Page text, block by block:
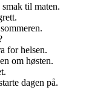
til maten.
for helsen.
om høsten.
dagen på.